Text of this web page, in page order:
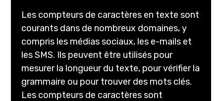
Les compteurs de caractères en texte sont
courants dans de nombreux domaines, y
compris les médias sociaux, les e-mails et
les SMS. Ils peuvent être utilisés pour
mesurer la longueur du texte, pour vérifier la
grammaire ou pour trouver des mots clés.
Les compteurs de caractères sont